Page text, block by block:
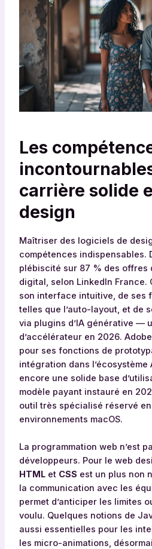
Les
carrière solide
design
Maîtriser des logiciels de
compétences indispensables.
plébiscité sur 87 % des offres
digital, selon LinkedIn France.
son interface intuitive, de ses
telles que l’auto-layout, et de
via plugins d’IA générative —
d’accélérateur en 2026.
pour ses fonctions de
intégration dans l’écosystème
encore une solide base
modèle payant instauré en
outil très spécialisé réservé
environnements macOS.
La programmation web n’est
développeurs. Pour le web
HTMLet CSS est un plus non
la communication avec les
permet d’anticiper les limites
voulu. Quelques notions de
aussi essentielles pour les
les micro-animations,